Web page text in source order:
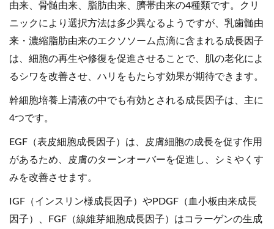
由来、骨髄由来、脂肪由来、臍帯由来の4種類です。クリ
ニックにより選択方法は多少異なるようですが、乳歯髄由
来・濃縮脂肪由来のエクソソーム点滴に含まれる成長因子
は、細胞の再生や修復を促進させることで、肌の老化によ
るシワを改善させ、ハリをもたらす効果が期待できます。
幹細胞培養上清液の中でも有効とされる成長因子は、主に
4つです。
EGF（表皮細胞成長因子）は、皮膚細胞の成長を促す作用
があるため、皮膚のターンオーバーを促進し、シミやくす
みを改善させます。
IGF（インスリン様成長因子）やPDGF（血小板由来成長
因子）、FGF（線維芽細胞成長因子）はコラーゲンの生成